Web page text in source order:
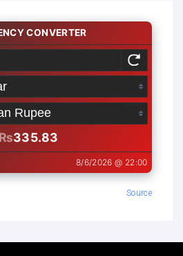
Source